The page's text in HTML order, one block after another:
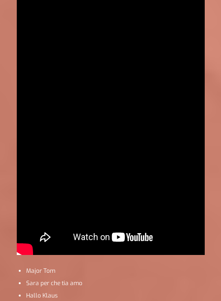
Major Tom
Sara per che tia amo
Hallo Klaus